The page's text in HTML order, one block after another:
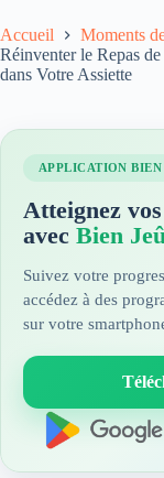
Accueil
Moments
Réinventer le Repas
dans Votre Assiette
APPLICATION BIEN
Atteignez
avec Bien
Suivez votre
accédez à des
sur votre